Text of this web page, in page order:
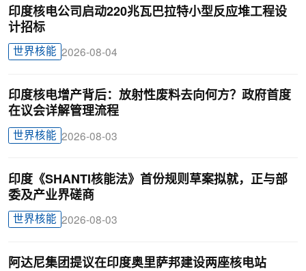
印度核电公司启动220兆瓦巴拉特小型反应堆工程设
计招标
世界核能 2026-08-04
印度核电增产背后：放射性废料去向何方？政府首度
在议会详解管理流程
世界核能 2026-08-03
印度《SHANTI核能法》首份规则草案拟就，正与部
委及产业界磋商
世界核能 2026-08-03
阿达尼集团提议在印度奥里萨邦建设两座核电站